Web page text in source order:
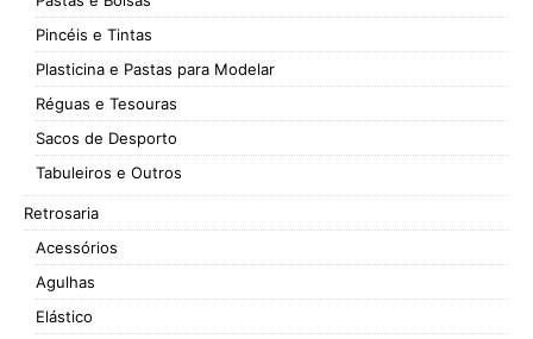
Pincéis e Tintas
Plasticina e Pastas para Modelar
Réguas e Tesouras
Sacos de Desporto
Tabuleiros e Outros
Retrosaria
Acessórios
Agulhas
Elástico